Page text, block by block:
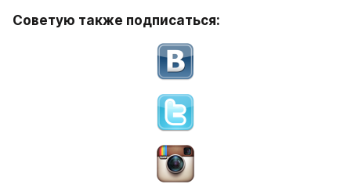
Советую также подписаться: